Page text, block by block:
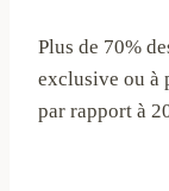
Plus de 70%
exclusive ou à
par rapport à